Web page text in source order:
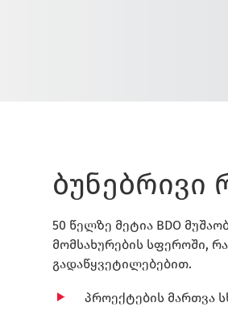
ბუნებრივი
50 წელზე მეტია BDO
მომსახურების სფეროში,
გადაწყვეტილებებით.
პროექტების მართვა